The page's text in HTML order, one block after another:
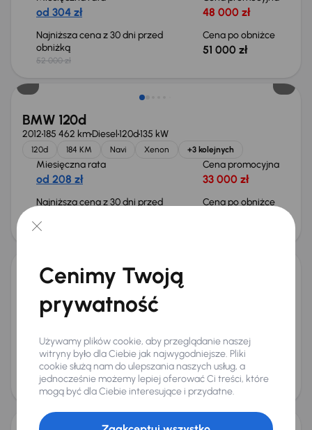
od 304 zł 48 000 zł
Najniższa cena z 30 dni przed
obniżką
52 000 zł
Cena po obniżce
51 000 zł
Taniej o 2 000 zł
BMW 120d
2012185 462 kmDiesel120d135 kW
120d 184 KM Navi Xenon +3 kolejnych
Miesięczna rata
od 208 zł
Cena promocyjna
33 000 zł
Najniższa cena z 30 dni przed
37 000 zł
Cena po obniżce
BMW 116i
2017127 685 kmBenzyna116i80 kW
116i Navi
od 250 zł 39 000 zł
Cena
42 000 zł
Świeżo skupione
Cenimy Twoją
prywatność
Używamy plików cookie, aby przeglądanie naszej
witryny było dla Ciebie jak najwygodniejsze. Pliki
cookie służą nam do ulepszania naszych usług, a
jednocześnie możemy lepiej oferować Ci treści, które
mogą być dla Ciebie interesujące i przydatne.